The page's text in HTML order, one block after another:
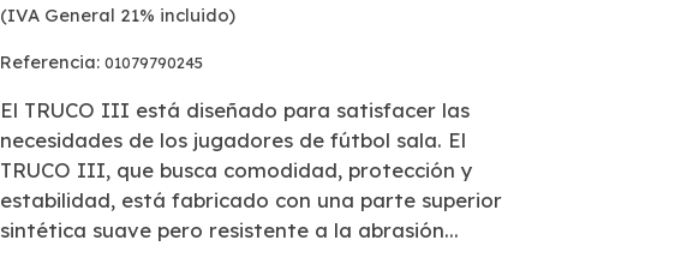
(IVA General 21% incluido)
Referencia:01079790245
El TRUCO III está diseñado para satisfacer las
necesidades de los jugadores de fútbol sala. El
TRUCO III, que busca comodidad, protección y
estabilidad, está fabricado con una parte superior
sintética suave pero resistente a la abrasión...